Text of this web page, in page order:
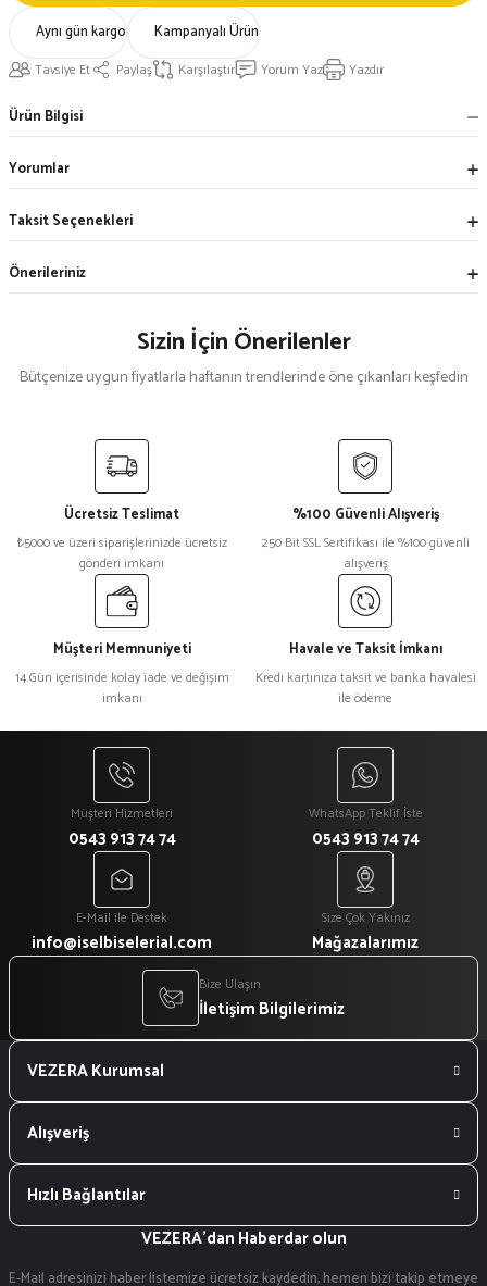
Aynı gün kargo Kampanyalı Ürün
Tavsiye Et Paylaş Karşılaştır Yorum Yaz Yazdır
Ürün Bilgisi
Yorumlar
Taksit Seçenekleri
Önerileriniz
Sizin İçin Önerilenler
Bütçenize uygun fiyatlarla haftanın trendlerinde öne çıkanları keşfedin
Siyah Polar Şal
₺ 250
Gri Polar Şal
₺ 250
₺ 220
Mavi Polar Şal
₺ 250
Ücretsiz Teslimat
₺5000 ve üzeri siparişlerinizde ücretsiz
gönderi imkanı
%100 Güvenli Alışveriş
250 Bit SSL Sertifikası ile %100 güvenli
alışveriş
Müşteri Memnuniyeti
14 Gün içerisinde kolay iade ve değişim
imkanı
Havale ve Taksit İmkanı
Kredi kartınıza taksit ve banka havalesi
ile ödeme
Müşteri Hizmetleri
0543 913 74 74
WhatsApp Teklif İste
0543 913 74 74
E-Mail ile Destek
info@iselbiselerial.com
Size Çok Yakınız
Mağazalarımız
Bize Ulaşın
İletişim Bilgilerimiz
VEZERA Kurumsal
Alışveriş
Hızlı Bağlantılar
VEZERA'dan Haberdar olun
E-Mail adresinizi haber listemize ücretsiz kaydedin, hemen bizi takip etmeye